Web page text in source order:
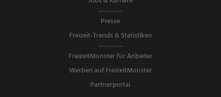
Presse
Freizeit-Trends & Statistiken
FreizeitMonster für Anbieter
Werben auf FreizeitMonster
Partnerportal